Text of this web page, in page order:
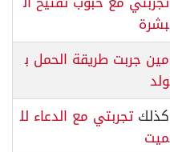
بشرة
مين جربت طريقة الحمل ب
ولد
كذلكتجربتي مع الدعاء لل
ميت